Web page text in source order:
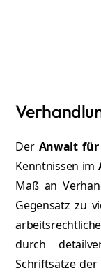
Anne-
Der Anwalt für
Kenntnissen im
Maß an
Gegensatz zu
durch
Schriftsätze der